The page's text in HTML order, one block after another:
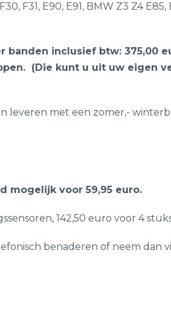
F31, E90, E91, BMW Z3 Z4 E85,
banden inclusief btw: 375,00
(Die kunt u uit uw eigen
leveren met een zomer,-
mogelijk voor 59,95 euro.
142,50 euro voor 4
benaderen of neem dan